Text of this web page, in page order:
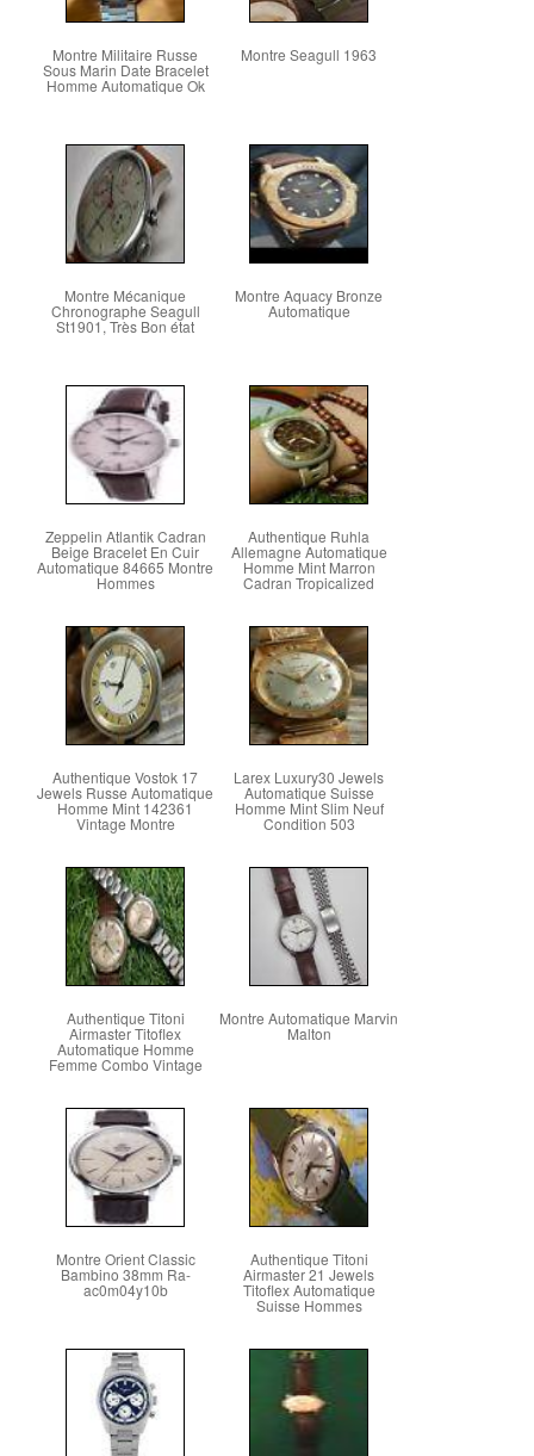
Montre Militaire Russe
Sous Marin Date Bracelet
Homme Automatique Ok
Montre Seagull 1963
Montre Mécanique
Chronographe Seagull
St1901, Très Bon état
Montre Aquacy Bronze
Automatique
Zeppelin Atlantik Cadran
Beige Bracelet En Cuir
Automatique 84665 Montre
Hommes
Authentique Ruhla
Allemagne Automatique
Homme Mint Marron
Cadran Tropicalized
Authentique Vostok 17
Jewels Russe Automatique
Homme Mint 142361
Vintage Montre
Larex Luxury30 Jewels
Automatique Suisse
Homme Mint Slim Neuf
Condition 503
Authentique Titoni
Airmaster Titoflex
Automatique Homme
Femme Combo Vintage
Montre Automatique Marvin
Malton
Montre Orient Classic
Bambino 38mm Ra-
ac0m04y10b
Authentique Titoni
Airmaster 21 Jewels
Titoflex Automatique
Suisse Hommes